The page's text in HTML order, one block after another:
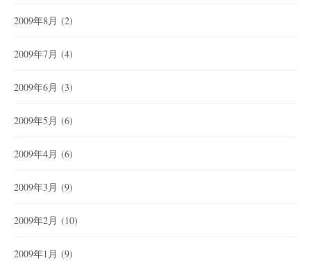
2009年8月 (2)
2009年7月 (4)
2009年6月 (3)
2009年5月 (6)
2009年4月 (6)
2009年3月 (9)
2009年2月 (10)
2009年1月 (9)